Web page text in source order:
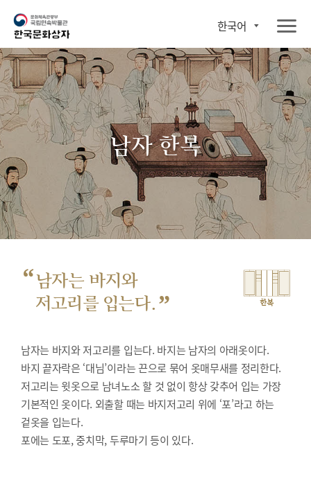
한국어
남자 한복
“남자는 바지와
저고리를 입는다. ” 한복
남자는 바지와 저고리를 입는다. 바지는 남자의 아래옷이다.
바지 끝자락은 ‘대님’이라는 끈으로 묶어 옷매무새를 정리한다.
저고리는 윗옷으로 남녀노소 할 것 없이 항상 갖추어 입는 가장
기본적인 옷이다. 외출할 때는 바지저고리 위에 ‘포’라고 하는
겉옷을 입는다.
포에는 도포, 중치막, 두루마기 등이 있다.